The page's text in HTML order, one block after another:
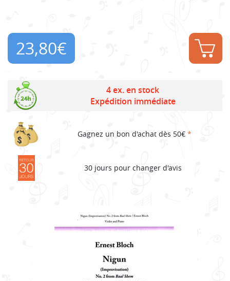
23,80€
4 ex. en stock
Expédition immédiate
Gagnez un bon d'achat dès 50€ *
30 jours pour changer d'avis